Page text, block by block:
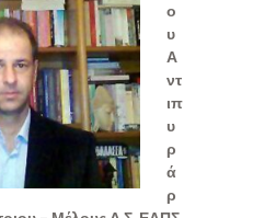
ο
υ
Α
ντ
ιπ
υ
ρ
ά
ρ